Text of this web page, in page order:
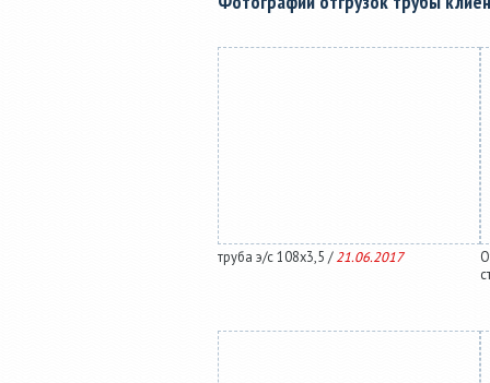
труба э/с 108х3,5 / 21.06.2017